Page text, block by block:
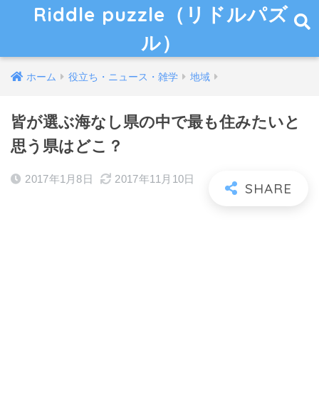
Riddle puzzle（リドルパズ
ル）
ホーム 役立ち・ニュース・雑学 地域
皆が選ぶ海なし県の中で最も住みたいと
思う県はどこ？
2017年1月8日 2017年11月10日